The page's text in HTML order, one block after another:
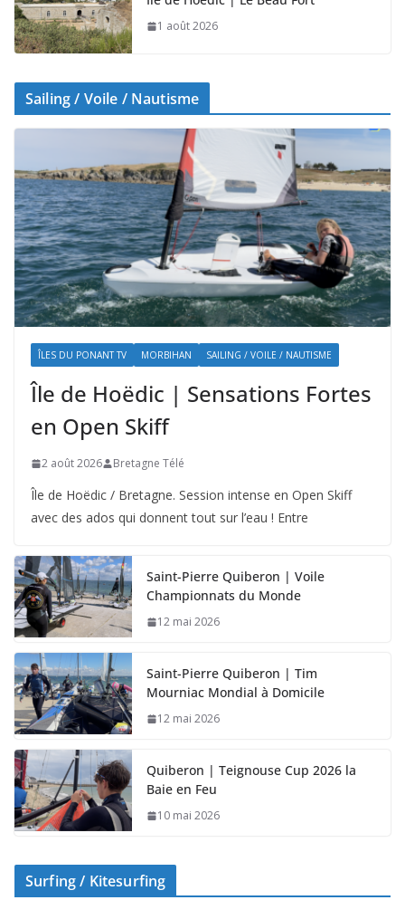
1 août 2026
Sailing / Voile / Nautisme
ÎLES DU PONANT TV MORBIHAN SAILING / VOILE / NAUTISME
Île de Hoëdic | Sensations Fortes
en Open Skiff
2 août 2026 Bretagne Télé
Île de Hoëdic / Bretagne. Session intense en Open Skiff
avec des ados qui donnent tout sur l’eau ! Entre
Saint-Pierre Quiberon | Voile
Championnats du Monde
12 mai 2026
Saint-Pierre Quiberon | Tim
Mourniac Mondial à Domicile
12 mai 2026
Quiberon | Teignouse Cup 2026 la
Baie en Feu
10 mai 2026
Surfing / Kitesurfing